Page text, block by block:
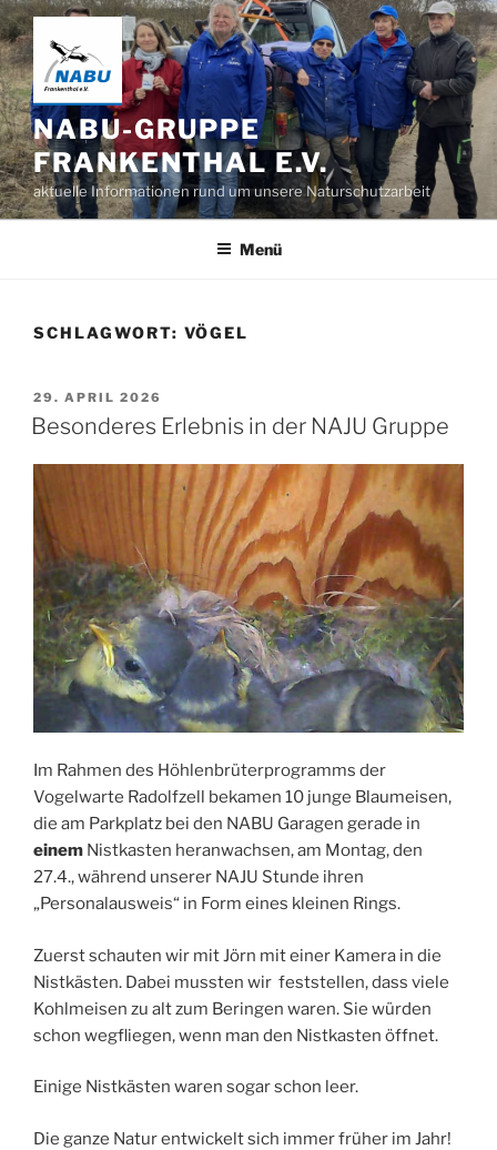
Zum
Inhalt
springen
NABU-GRUPPE
FRANKENTHAL E.V.
aktuelle Informationen rund um unsere Naturschutzarbeit
Menü
SCHLAGWORT: VÖGEL
VERÖFFENTLICHT
AM
29. APRIL 2026
Besonderes Erlebnis in der NAJU Gruppe
Im Rahmen des Höhlenbrüterprogramms der
Vogelwarte Radolfzell bekamen 10 junge Blaumeisen,
die am Parkplatz bei den NABU Garagen gerade in
einem Nistkasten heranwachsen, am Montag, den
27.4., während unserer NAJU Stunde ihren
„Personalausweis“ in Form eines kleinen Rings.
Zuerst schauten wir mit Jörn mit einer Kamera in die
Nistkästen. Dabei mussten wir feststellen, dass viele
Kohlmeisen zu alt zum Beringen waren. Sie würden
schon wegfliegen, wenn man den Nistkasten öffnet.
Einige Nistkästen waren sogar schon leer.
Die ganze Natur entwickelt sich immer früher im Jahr!